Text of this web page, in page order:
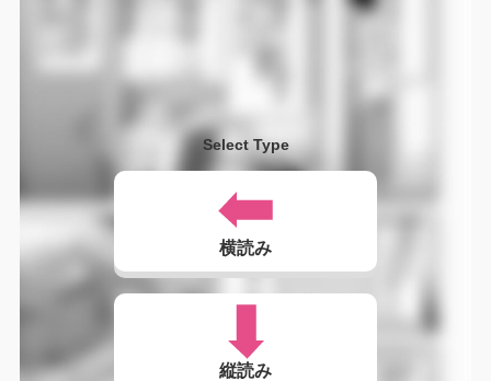
Select Type
横読み
縦読み